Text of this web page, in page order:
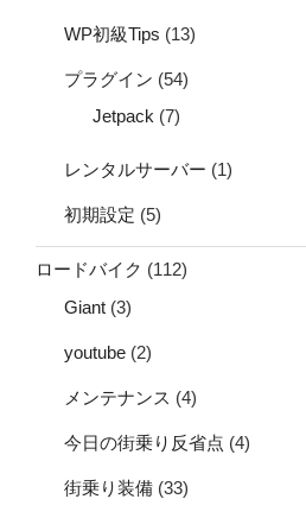
WP初級Tips (13)
プラグイン (54)
Jetpack (7)
レンタルサーバー (1)
初期設定 (5)
ロードバイク (112)
Giant (3)
youtube (2)
メンテナンス (4)
今日の街乗り反省点 (4)
街乗り装備 (33)